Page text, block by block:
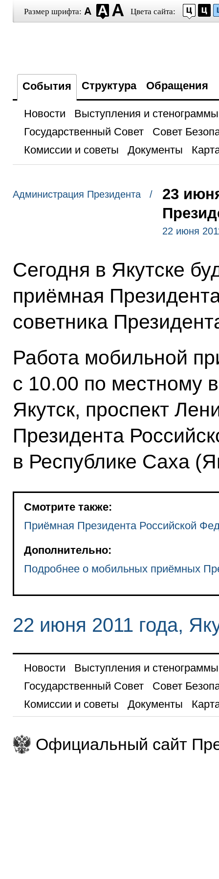
Размер шрифта: Цвета сайта:
События Структура Обращения
Новости
Выступления и стенограммы
Государственный Совет
Совет
Комиссии и советы
Документы
Администрация Президента /
23
22 июня
Сегодня в Якутске
приёмная
советника
Работа мобильной
с 10.00 по местному
Якутск, проспект
Президента
в Республике Саха
Смотрите также:
Приёмная Президента Российской
Дополнительно:
Подробнее о мобильных приёмных
22 июня 2011 года,
Новости
Выступления и стенограммы
Государственный Совет
Совет
Комиссии и советы
Документы
Официальный сайт